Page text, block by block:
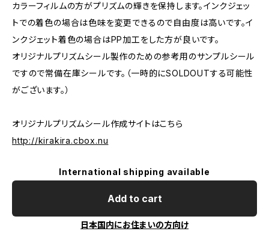
カラーフィルムの方がプリズムの輝きを保持します。インクジェッ
トでの着色の場合は色味を変更できるので自由度は高いです。イ
ンクジェット着色の場合はPP加工をした方が良いです。
オリジナルプリズムシール製作のための参考用のサンプルシール
ですので常備在庫シールです。（一時的にSOLDOUTする可能性
がございます。）
オリジナルプリズムシール作成サイトはこちら
http://kirakira.cbox.nu
International shipping available
Add to cart
日本国内にお住まいの方向け